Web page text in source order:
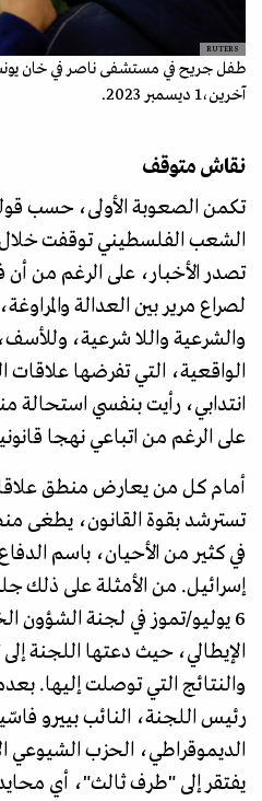
RUTERS
طفل جريح في مستشفى ناصر في خان
آخرين،1 ديسمبر 2023.
نقاش متوقف
تكمن الصعوبة الأولى، حسب
الشعب الفلسطيني توقفت خلال
تصدر الأخبار، على الرغم من
لصراع مرير بين العدالة
والشرعية واللا شرعية،
الواقعية، التي تفرضها
انتدابي، رأيت بنفسي استحالة
على الرغم من اتباعي نهجا
أمام كل من يعارض منطق
تسترشد بقوة القانون، يطغى
في كثير من الأحيان، باسم
إسرائيل. من الأمثلة على ذلك
6 يوليو/تموز في لجنة الشؤون
الإيطالي، حيث دعتها اللجنة
والنتائج التي توصلت إليها.
رئيس اللجنة، النائب بييرو
الديموقراطي، الحزب الشيوعي
يفتقر إلى "طرف ثالث"، أي